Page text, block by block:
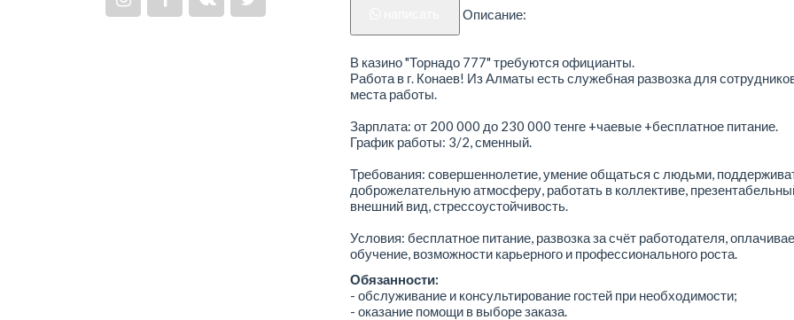
Описание:
В казино "Торнадо 777" требуются официанты.
Работа в г. Конаев! Из Алматы есть служебная развозка для
места работы.
Зарплата: от 200 000 до 230 000 тенге +чаевые +бесплатное питание.
График работы: 3/2, сменный.
Требования: совершеннолетие, умение общаться с людьми,
доброжелательную атмосферу, работать в коллективе,
внешний вид, стрессоустойчивость.
Условия: бесплатное питание, развозка за счёт работодателя,
обучение, возможности карьерного и профессионального роста.
Обязанности:
- обслуживание и консультирование гостей при необходимости;
- оказание помощи в выборе заказа.